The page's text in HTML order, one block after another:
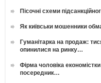
Пісочні схеми
Як київськи мошенники
Гуманітарка на продаж:
опинилися на ринку…
Фірма чоловіка
посередник…